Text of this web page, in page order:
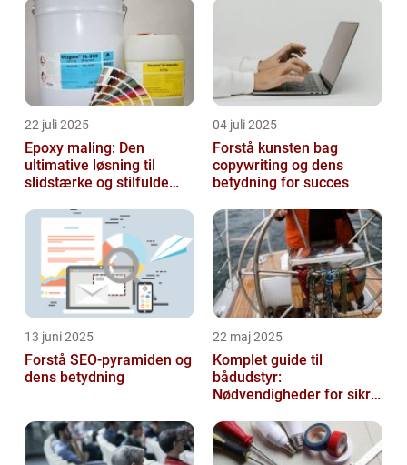
22 juli 2025
Epoxy maling: Den
ultimative løsning til
slidstærke og stilfulde
04 juli 2025
Forstå kunsten bag
copywriting og dens
betydning for succes
13 juni 2025
Forstå SEO-pyramiden og
dens betydning
22 maj 2025
Komplet guide til
bådudstyr:
Nødvendigheder for sikre